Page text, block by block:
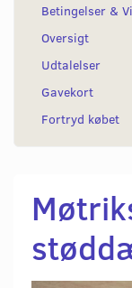
Betingelser &
Oversigt
Udtalelser
Gavekort
Fortryd købet